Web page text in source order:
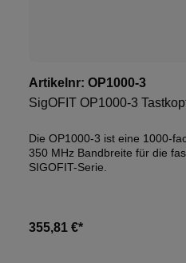
Artikelnr: OP1000-3
SigOFIT OP1000-3
Die OP1000-3 ist eine 1000-
350 MHz Bandbreite für die
SIGOFIT-Serie.
355,81 €*